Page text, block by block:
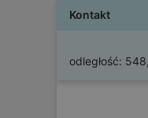
Kontakt
odległość: